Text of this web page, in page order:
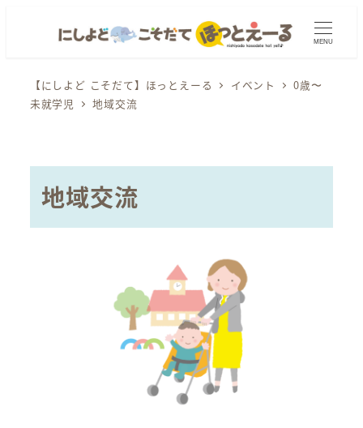
MENU
【にしよど こそだて】ほっとえーる イベント
0歳〜
未就学児
地域交流
地域交流